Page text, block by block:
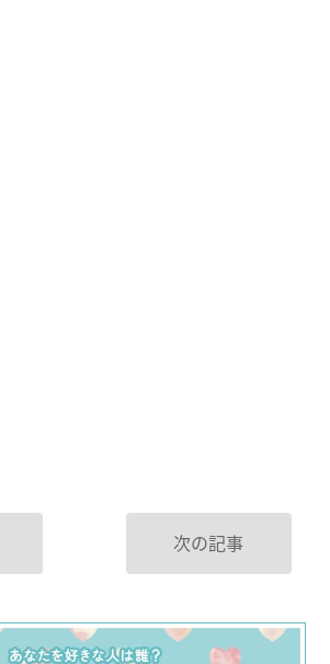
次の記事